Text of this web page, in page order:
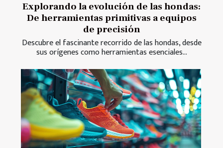
Explorando la evolución de las hondas:
De herramientas primitivas a equipos
de precisión
Descubre el fascinante recorrido de las hondas, desde
sus orígenes como herramientas esenciales...